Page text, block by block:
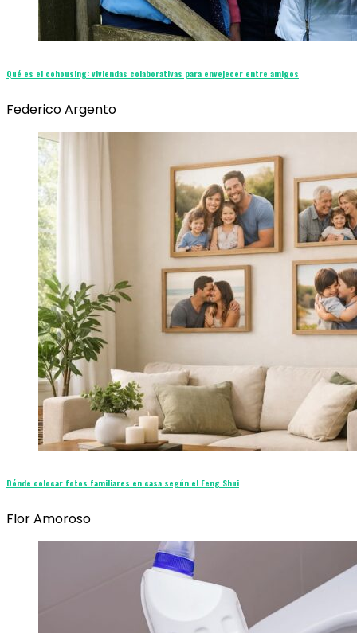
Qué es el cohousing: viviendas colaborativas para envejecer entre amigos
Federico Argento
Dónde colocar fotos familiares en casa según el Feng Shui
Flor Amoroso